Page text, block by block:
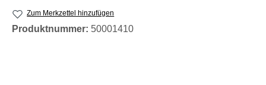
Zum Merkzettel hinzufügen
Produktnummer: 50001410